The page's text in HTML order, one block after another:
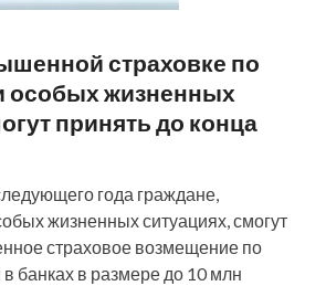
страховке по
особых жизненных
принять до конца
года граждане,
жизненных ситуациях, смогут
страховое возмещение по
банках в размере до 10 млн